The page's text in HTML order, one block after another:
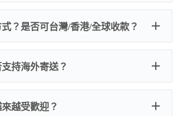
位是否完好無瑕、貼合緊密。
再根據款式進行上弦與功能測試。
供普通盒子，如果需要原裝盒子可
，選擇原裝盒子附屬配件：原裝盒
會贈送拆錶帶工具。
盒子需要加錢購買，價格也不貴。
？是否可台灣/香港/全球收款？
交易方式
持海外寄送？
越受歡迎？